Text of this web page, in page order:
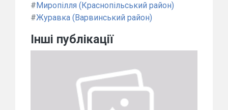
#Миропілля (Краснопільський район)
#Журавка (Варвинський район)
Інші публікації